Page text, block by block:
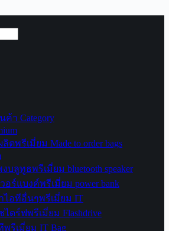
า Category
ตพรีเมี่ยม Made to order bags
บลูทูธพรีเมี่ยม bluetooth speaker
อร์แบงค์พรีเมี่ยม power bank
ไอทีอื่นๆพรีเมี่ยม IT
ดร์ฟพรีเมี่ยม Flashdrive
พรีเมี่ยม IT Bag